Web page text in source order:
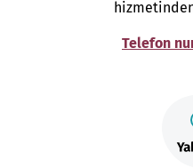
Telefon